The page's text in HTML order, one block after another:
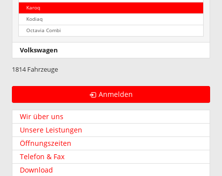
Karoq
Kodiaq
Octavia Combi
Volkswagen
1814 Fahrzeuge
Anmelden
Wir über uns
Unsere Leistungen
Öffnungszeiten
Telefon & Fax
Download